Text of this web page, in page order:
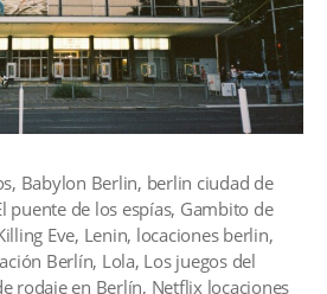
, Babylon Berlin, berlin ciudad de
puente de los espías, Gambito de
Eve, Lenin, locaciones berlin,
Berlín, Lola, Los juegos del
rodaje en Berlín, Netflix locaciones